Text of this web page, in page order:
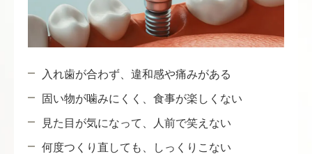
入れ歯が合わず、違和感や痛みがある
固い物が噛みにくく、食事が楽しくない
見た目が気になって、人前で笑えない
何度つくり直しても、しっくりこない